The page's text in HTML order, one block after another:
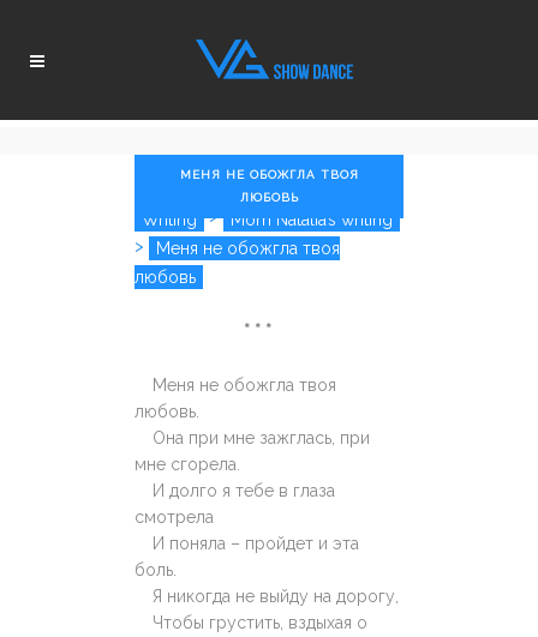
МЕНЯ НЕ ОБОЖГЛА ТВОЯ
ЛЮБОВЬ
Writing > Mom Natalia’s writing
>
Меня не обожгла твоя
любовь
* * *
Меня не обожгла твоя
любовь.
Она при мне зажглась, при
мне сгорела.
И долго я тебе в глаза
смотрела
И поняла – пройдет и эта
боль.
Я никогда не выйду на дорогу,
Чтобы грустить, вздыхая о